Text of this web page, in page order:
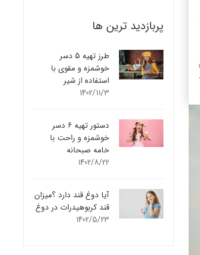
پربازدید ترین ها
طرز تهیه 5 دسر
خوشمزه و مقوی با
استفاده از شیر
1402/11/3
دستور تهیه 6 دسر
خوشمزه و راحت با
خامه صبحانه
1402/8/22
آیا دوغ قند دارد ؟میزان
قند کربوهیدرات در دوغ
1402/5/23